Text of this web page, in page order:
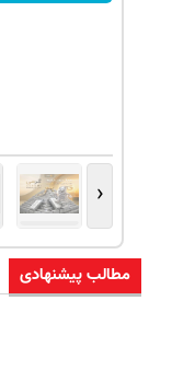
‹
مطالب پیشنهادی